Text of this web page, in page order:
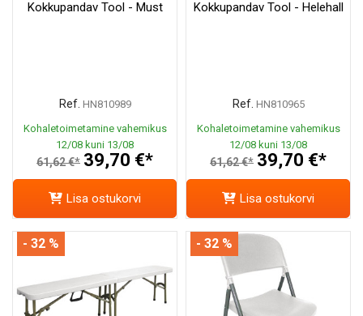
Kokkupandav Tool - Must
Ref. HN810989
Kohaletoimetamine vahemikus
12/08 kuni 13/08
61,62 €* 39,70 €*
Lisa ostukorvi
Kokkupandav Tool - Helehall
Ref. HN810965
Kohaletoimetamine vahemikus
12/08 kuni 13/08
61,62 €* 39,70 €*
Lisa ostukorvi
- 32 % - 32 %